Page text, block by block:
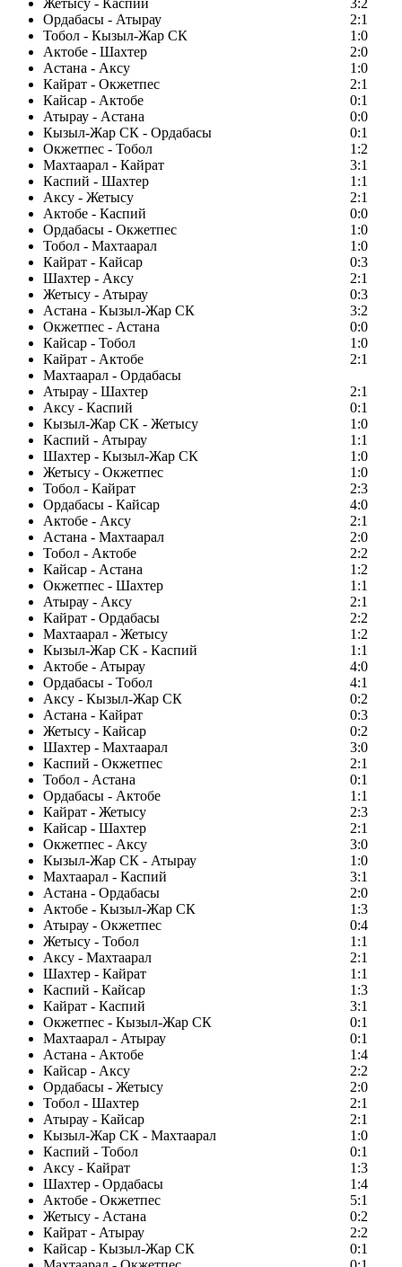
Жетысу - Каспий
3:2
Ордабасы - Атырау
2:1
Тобол - Кызыл-Жар СК
1:0
Актобе - Шахтер
2:0
Астана - Аксу
1:0
Кайрат - Окжетпес
2:1
Кайсар - Актобе
0:1
Атырау - Астана
0:0
Кызыл-Жар СК - Ордабасы
0:1
Окжетпес - Тобол
1:2
Махтаарал - Кайрат
3:1
Каспий - Шахтер
1:1
Аксу - Жетысу
2:1
Актобе - Каспий
0:0
Ордабасы - Окжетпес
1:0
Тобол - Махтаарал
1:0
Кайрат - Кайсар
0:3
Шахтер - Аксу
2:1
Жетысу - Атырау
0:3
Астана - Кызыл-Жар СК
3:2
Окжетпес - Астана
0:0
Кайсар - Тобол
1:0
Кайрат - Актобе
2:1
Махтаарал - Ордабасы
Атырау - Шахтер
2:1
Аксу - Каспий
0:1
Кызыл-Жар СК - Жетысу
1:0
Каспий - Атырау
1:1
Шахтер - Кызыл-Жар СК
1:0
Жетысу - Окжетпес
1:0
Тобол - Кайрат
2:3
Ордабасы - Кайсар
4:0
Актобе - Аксу
2:1
Астана - Махтаарал
2:0
Тобол - Актобе
2:2
Кайсар - Астана
1:2
Окжетпес - Шахтер
1:1
Атырау - Аксу
2:1
Кайрат - Ордабасы
2:2
Махтаарал - Жетысу
1:2
Кызыл-Жар СК - Каспий
1:1
Актобе - Атырау
4:0
Ордабасы - Тобол
4:1
Аксу - Кызыл-Жар СК
0:2
Астана - Кайрат
0:3
Жетысу - Кайсар
0:2
Шахтер - Махтаарал
3:0
Каспий - Окжетпес
2:1
Тобол - Астана
0:1
Ордабасы - Актобе
1:1
Кайрат - Жетысу
2:3
Кайсар - Шахтер
2:1
Окжетпес - Аксу
3:0
Кызыл-Жар СК - Атырау
1:0
Махтаарал - Каспий
3:1
Астана - Ордабасы
2:0
Актобе - Кызыл-Жар СК
1:3
Атырау - Окжетпес
0:4
Жетысу - Тобол
1:1
Аксу - Махтаарал
2:1
Шахтер - Кайрат
1:1
Каспий - Кайсар
1:3
Кайрат - Каспий
3:1
Окжетпес - Кызыл-Жар СК
0:1
Махтаарал - Атырау
0:1
Астана - Актобе
1:4
Кайсар - Аксу
2:2
Ордабасы - Жетысу
2:0
Тобол - Шахтер
2:1
Атырау - Кайсар
2:1
Кызыл-Жар СК - Махтаарал
1:0
Каспий - Тобол
0:1
Аксу - Кайрат
1:3
Шахтер - Ордабасы
1:4
Актобе - Окжетпес
5:1
Жетысу - Астана
0:2
Кайрат - Атырау
2:2
Кайсар - Кызыл-Жар СК
0:1